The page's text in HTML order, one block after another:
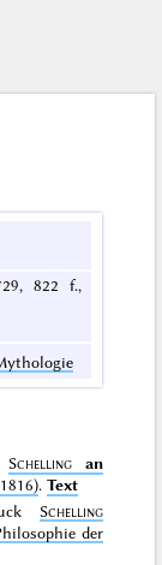
822 f.,
Schelling
an
.Text
Schelling
der